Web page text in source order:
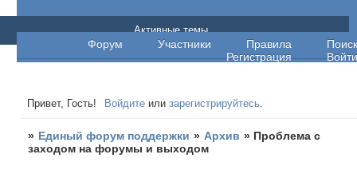
Единый форум поддержки
Форум Участники Правила
Поиск
Регистрация
Войти
Активные темы
Привет, Гость! Войдите илизарегистрируйтесь.
» Единый форум поддержки » Архив » Проблема с
заходом на форумы и выходом